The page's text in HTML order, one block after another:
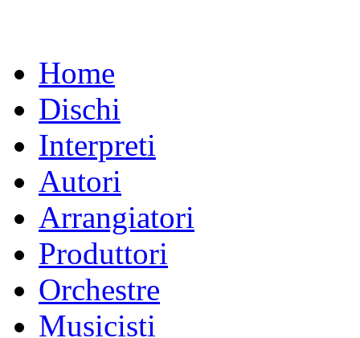
Home
Dischi
Interpreti
Autori
Arrangiatori
Produttori
Orchestre
Musicisti